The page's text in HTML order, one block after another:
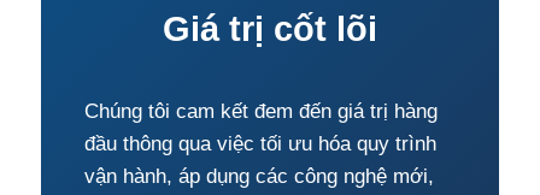
Giá trị cốt lõi
Chúng tôi cam kết đem đến giá trị hàng
đầu thông qua việc tối ưu hóa quy trình
vận hành, áp dụng các công nghệ mới,